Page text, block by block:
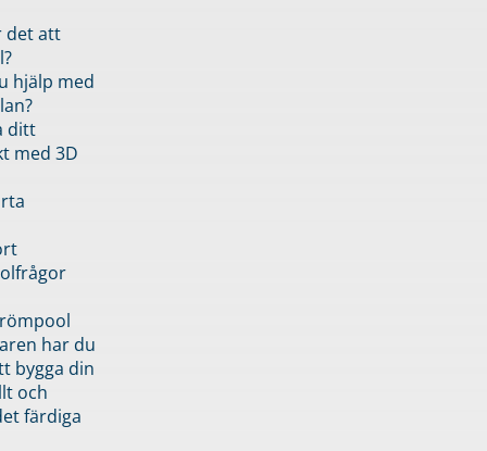
det att
hjälp med
ditt
med 3D
har du
bygga din
och
färdiga